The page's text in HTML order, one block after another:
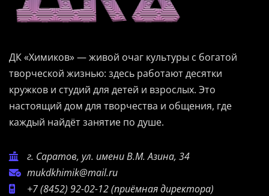
ДК «Химиков» — живой очаг культуры с богатой
творческой жизнью: здесь работают десятки
кружков и студий для детей и взрослых. Это
настоящий дом для творчества и общения, где
каждый найдёт занятие по душе.
г. Саратов, ул. имени В.М. Азина, 34
mukdkhimik@mail.ru
+7 (8452) 92-02-12(приёмная директора)